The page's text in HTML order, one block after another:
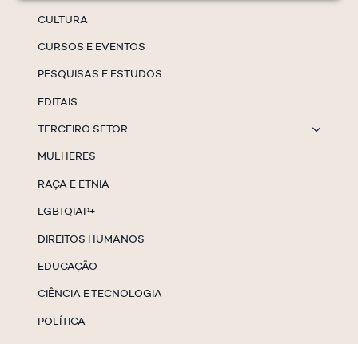
CULTURA
CURSOS E EVENTOS
PESQUISAS E ESTUDOS
EDITAIS
TERCEIRO SETOR
MULHERES
RAÇA E ETNIA
LGBTQIAP+
DIREITOS HUMANOS
EDUCAÇÃO
CIÊNCIA E TECNOLOGIA
POLÍTICA